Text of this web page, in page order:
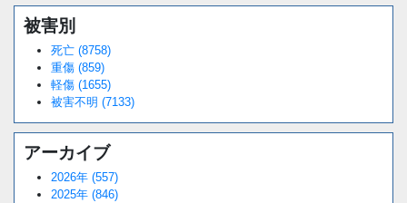
被害別
死亡 (8758)
重傷 (859)
軽傷 (1655)
被害不明 (7133)
アーカイブ
2026年 (557)
2025年 (846)